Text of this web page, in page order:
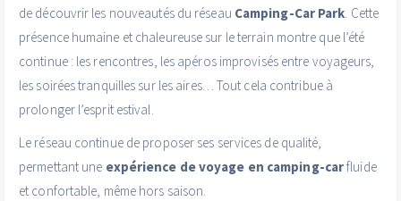
de découvrir les nouveautés du réseau Camping-Car Park . Cette
présence humaine et chaleureuse sur le terrain montre que l’été
continue : les rencontres, les apéros improvisés entre voyageurs,
les soirées tranquilles sur les aires… Tout cela contribue à
prolonger l’esprit estival.
Le réseau continue de proposer ses services de qualité,
permettant une expérience de voyage en camping-carfluide
et confortable, même hors saison.